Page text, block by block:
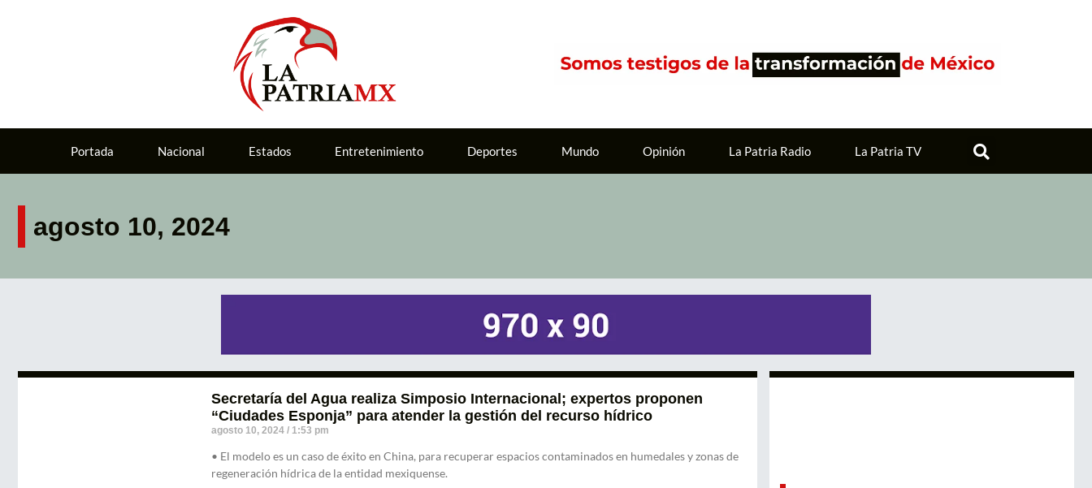
Portada Nacional Estados Entretenimiento Deportes Mundo Opinión La Patria Radio La Patria TV
agosto 10, 2024
Secretaría del Agua realiza Simposio Internacional; expertos proponen
“Ciudades Esponja” para atender la gestión del recurso hídrico
agosto 10, 2024 1:53 pm
• El modelo es un caso de éxito en China, para recuperar espacios contaminados en humedales y zonas de
regeneración hídrica de la entidad mexiquense.